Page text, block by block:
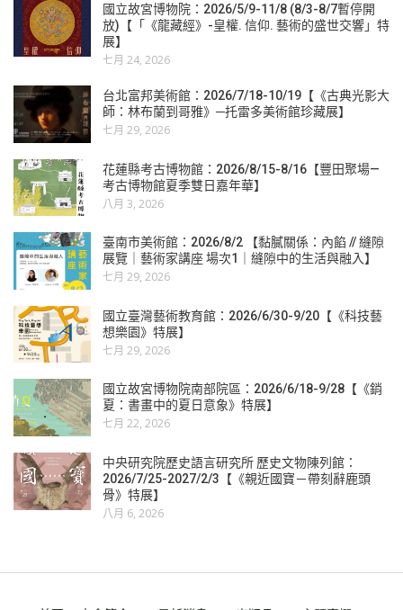
國立故宮博物院：2026/5/9-11/8 (8/3-8/7暫停開
放)【「《龍藏經》-皇權. 信仰. 藝術的盛世交響」特
展】
七月 24, 2026
台北富邦美術館：2026/7/18-10/19【《古典光影大
師：林布蘭到哥雅》─托雷多美術館珍藏展】
七月 29, 2026
花蓮縣考古博物館：2026/8/15-8/16【豐田聚場—
考古博物館夏季雙日嘉年華】
八月 3, 2026
臺南市美術館：2026/8/2 【黏膩關係：內餡 // 縫隙
展覽｜藝術家講座 場次1｜縫隙中的生活與融入】
七月 29, 2026
國立臺灣藝術教育館：2026/6/30-9/20【《科技藝
想樂園》特展】
七月 29, 2026
國立故宮博物院南部院區：2026/6/18-9/28【《銷
夏：書畫中的夏日意象》特展】
七月 22, 2026
中央研究院歷史語言研究所 歷史文物陳列館：
2026/7/25-2027/2/3【《親近國寶－帶刻辭鹿頭
骨》特展】
八月 6, 2026